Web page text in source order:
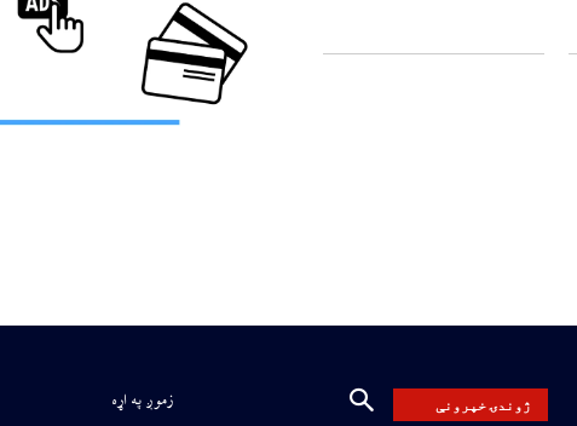
زموږ په اړه ژوندۍ خپرونې